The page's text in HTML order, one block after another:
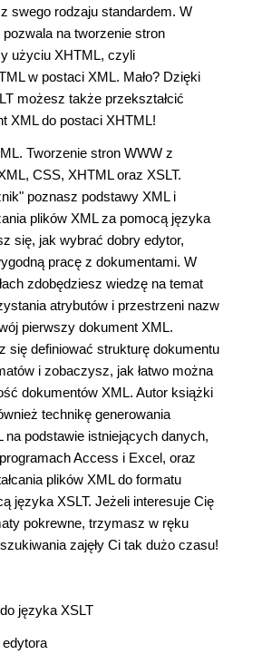
swego rodzaju standardem. W
na tworzenie stron
użyciu XHTML, czyli
w postaci XML. Mało? Dzięki
możesz także przekształcić
XML do postaci XHTML!
Tworzenie stron WWW z
CSS, XHTML oraz XSLT.
poznasz podstawy XML i
plików XML za pomocą języka
się, jak wybrać dobry edytor,
pracę z dokumentami. W
zdobędziesz wiedzę na temat
atrybutów i przestrzeni nazw
pierwszy dokument XML.
się definiować strukturę dokumentu
i zobaczysz, jak łatwo można
dokumentów XML. Autor książki
technikę generowania
na podstawie istniejących danych,
Access i Excel, oraz
plików XML do formatu
języka XSLT. Jeżeli interesuje Cię
pokrewne, trzymasz w ręku
zajęły Ci tak dużo czasu!
języka XSLT